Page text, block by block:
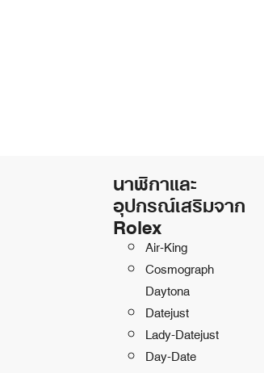
นาฬิกาและ
อุปกรณ์เสริมจาก
Rolex
Air-King
Cosmograph
Daytona
Datejust
Lady-Datejust
Day-Date